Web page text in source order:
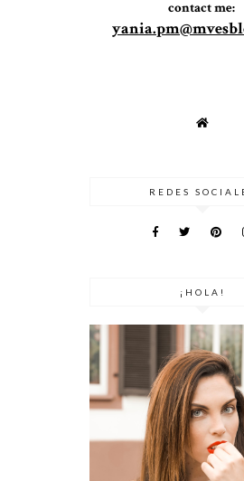
contactme:
REDES
¡HOLA!